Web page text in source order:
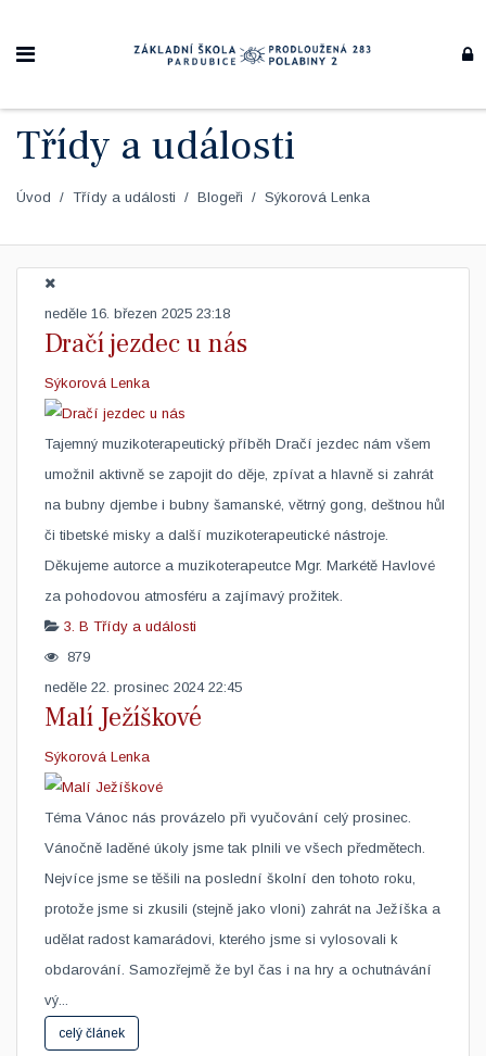
Třídy a události
Úvod Třídy a události Blogeři Sýkorová Lenka
neděle 16. březen 2025 23:18
Dračí jezdec u nás
Sýkorová Lenka
Tajemný muzikoterapeutický příběh Dračí jezdec nám všem
umožnil aktivně se zapojit do děje, zpívat a hlavně si zahrát
na bubny djembe i bubny šamanské, větrný gong, deštnou hůl
či tibetské misky a další muzikoterapeutické nástroje.
Děkujeme autorce a muzikoterapeutce Mgr. Markétě Havlové
za pohodovou atmosféru a zajímavý prožitek. ​ ​
3. B Třídy a události
879
neděle 22. prosinec 2024 22:45
Malí Ježíškové
Sýkorová Lenka
​Téma Vánoc nás provázelo při vyučování celý prosinec.
Vánočně laděné úkoly jsme tak plnili ve všech předmětech.
Nejvíce jsme se těšili na poslední školní den tohoto roku,
protože jsme si zkusili (stejně jako vloni) zahrát na Ježíška a
udělat radost kamarádovi, kterého jsme si vylosovali k
obdarování. Samozřejmě že byl čas i na hry a ochutnávání
vý...
celý článek